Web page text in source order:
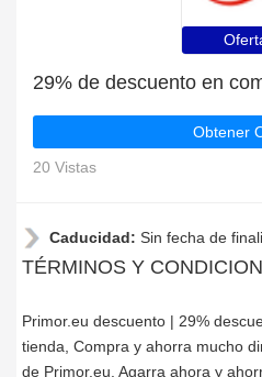
Obtener
20 Vistas
Caducidad: Sin fecha de
TÉRMINOS Y
Primor.eu descuento | 29%
tienda, Compra y ahorra mucho
de Primor.eu. Agarra ahora y